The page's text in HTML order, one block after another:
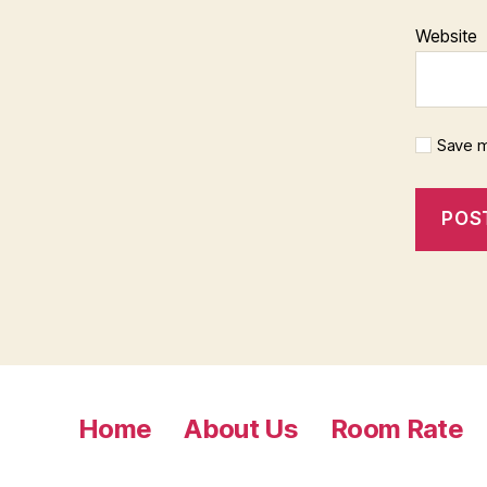
Website
Save
Home About Us Room Rate